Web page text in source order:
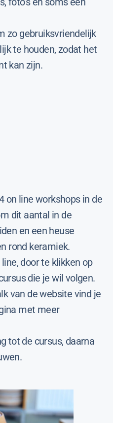
zo gebruiksvriendelijk
te houden, zodat het
kan zijn.
on line workshops in de
dit aantal in de
en een heuse
rond keramiek.
door te klikken op
die je wil volgen.
van de website vind je
met meer
tot de cursus, daarna